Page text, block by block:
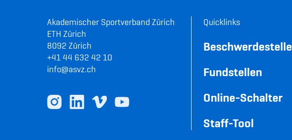
Akademischer Sportverband Zürich
ETH Zürich
8092 Zürich
+41 44 632 42 10
info@asvz.ch
Quicklinks
Beschwerdestelle
Fundstellen
Online-Schalter
Staff-Tool